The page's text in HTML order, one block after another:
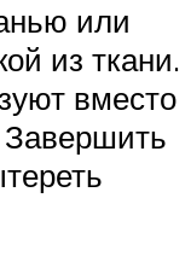
или
из ткани.
вместо
Завершить